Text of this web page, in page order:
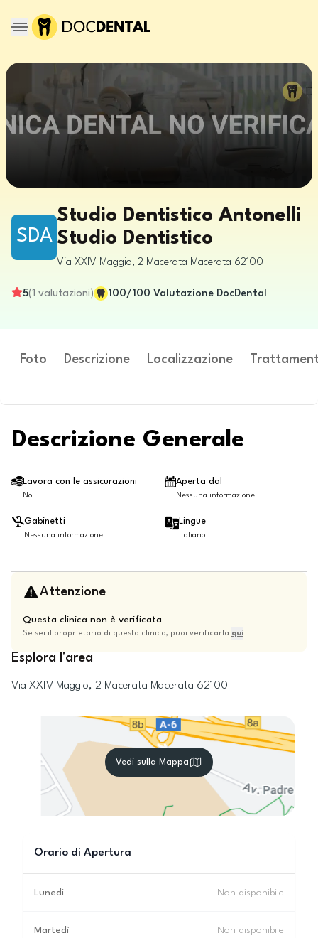
SDA
Studio Dentistico Antonelli
Studio Dentistico
Via XXIV Maggio, 2 Macerata Macerata 62100
5(1 valutazioni) 100/100 Valutazione DocDental
Foto Descrizione Localizzazione
Descrizione Generale
Lavora con le assicurazioni
No
Aperta dal
Nessuna informazione
Gabinetti
Nessuna informazione
Lingue
Italiano
Attenzione
Questa clinica non è verificata
Se sei il proprietario di questa clinica, puoi verificarla qui
Esplora l'area
Via XXIV Maggio, 2 Macerata Macerata 62100
Vedi sulla Mappa
Orario di Apertura
Lunedì Non disponibile
Martedì Non disponibile